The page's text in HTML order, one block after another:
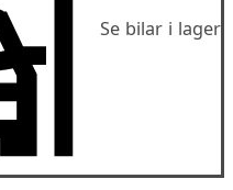
Se bilar i lager